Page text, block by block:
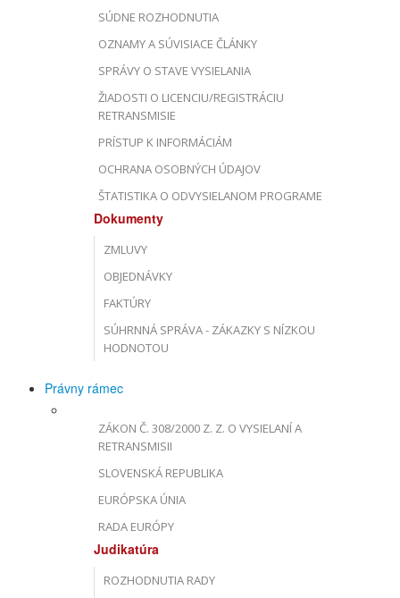
SÚDNE ROZHODNUTIA
OZNAMY A SÚVISIACE ČLÁNKY
SPRÁVY O STAVE VYSIELANIA
ŽIADOSTI O LICENCIU/REGISTRÁCIU
RETRANSMISIE
PRÍSTUP K INFORMÁCIÁM
OCHRANA OSOBNÝCH ÚDAJOV
ŠTATISTIKA O ODVYSIELANOM PROGRAME
Dokumenty
ZMLUVY
OBJEDNÁVKY
FAKTÚRY
SÚHRNNÁ SPRÁVA - ZÁKAZKY S NÍZKOU
HODNOTOU
Právny rámec
ZÁKON Č. 308/2000 Z. Z. O VYSIELANÍ A
RETRANSMISII
SLOVENSKÁ REPUBLIKA
EURÓPSKA ÚNIA
RADA EURÓPY
Judikatúra
ROZHODNUTIA RADY